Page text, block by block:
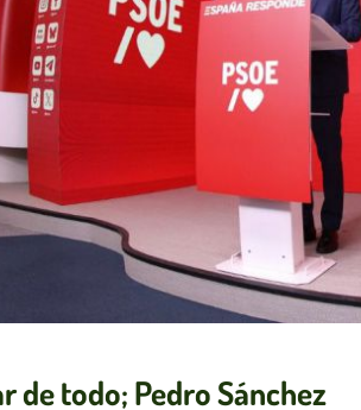
de todo; Pedro Sánchez